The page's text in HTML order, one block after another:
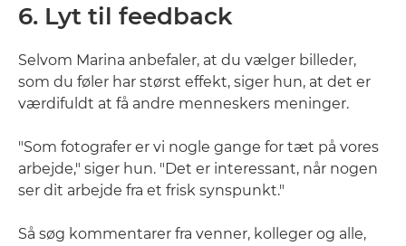
6. Lyt til feedback
Selvom Marina anbefaler, at du vælger billeder,
som du føler har størst effekt, siger hun, at det er
værdifuldt at få andre menneskers meninger.
"Som fotografer er vi nogle gange for tæt på vores
arbejde," siger hun. "Det er interessant, når nogen
ser dit arbejde fra et frisk synspunkt."
Så søg kommentarer fra venner, kolleger og alle,